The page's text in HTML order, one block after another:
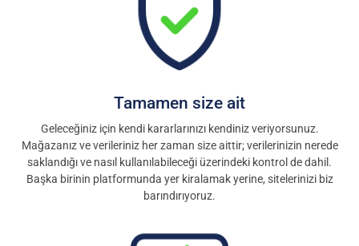
Tamamen size ait
Geleceğiniz için kendi kararlarınızı kendiniz veriyorsunuz.
Mağazanız ve verileriniz her zaman size aittir; verilerinizin nerede
saklandığı ve nasıl kullanılabileceği üzerindeki kontrol de dahil.
Başka birinin platformunda yer kiralamak yerine, sitelerinizi biz